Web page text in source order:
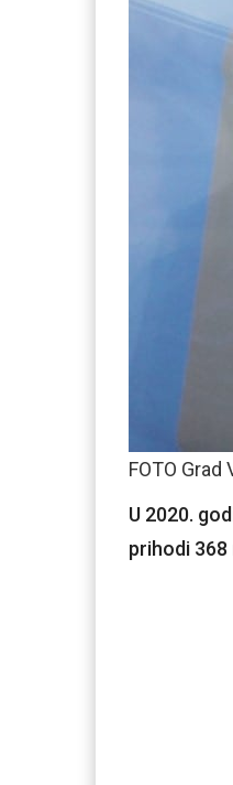
FOTO
U 2020.
prihodi 368